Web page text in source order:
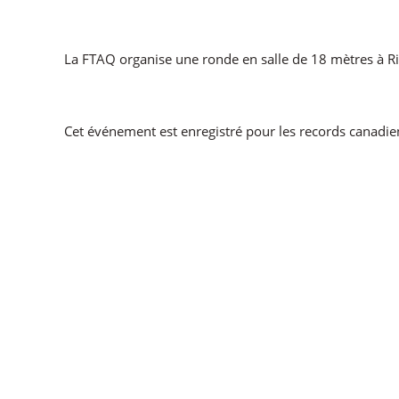
La FTAQ organise une ronde en salle de 18 mètres à
Cet événement est enregistré pour les records